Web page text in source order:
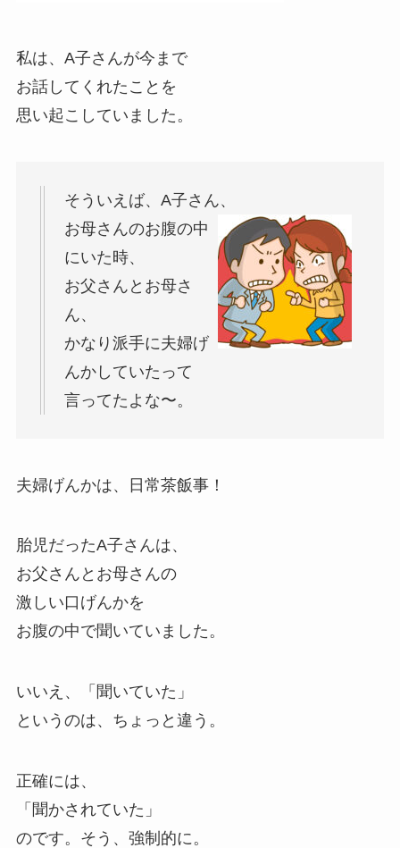
私は、A子さんが今まで
お話してくれたことを
思い起こしていました。
そういえば、A子さん、
お母さんのお腹の中
にいた時、
お父さんとお母さ
ん、
かなり派手に夫婦げ
んかしていたって
言ってたよな〜。
夫婦げんかは、日常茶飯事！
胎児だったA子さんは、
お父さんとお母さんの
激しい口げんかを
お腹の中で聞いていました。
いいえ、「聞いていた」
というのは、ちょっと違う。
正確には、
「聞かされていた」
のです。そう、強制的に。